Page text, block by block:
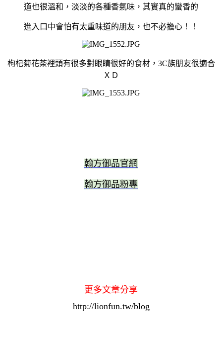
道也很溫和，淡淡的各種香氣味，其實真的蠻香的
進入口中會怕有太重味道的朋友，也不必擔心！！
枸杞菊花茶裡頭有很多對眼睛很好的食材，3C族朋友很適合
ＸＤ
翰方御品官網
翰方御品粉專
更多文章分享
http://lionfun.tw/blog